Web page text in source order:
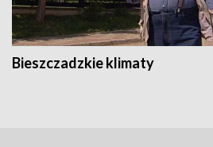
Bieszczadzkie klimaty